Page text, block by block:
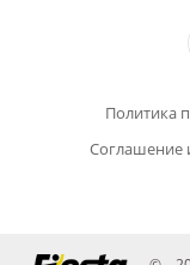
Политика
Соглашение